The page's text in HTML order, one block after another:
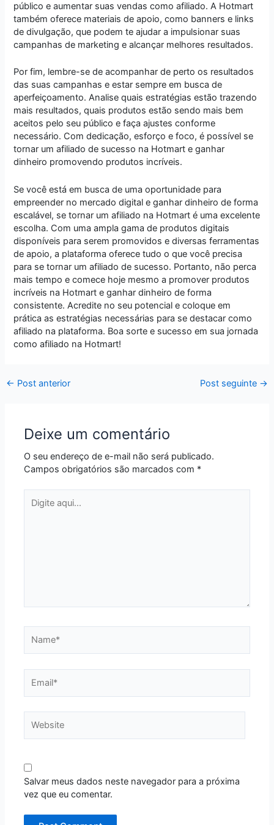
público e aumentar suas vendas como afiliado. A Hotmart
também oferece materiais de apoio, como banners e links
de divulgação, que podem te ajudar a impulsionar suas
campanhas de marketing e alcançar melhores resultados.
Por fim, lembre-se de acompanhar de perto os resultados
das suas campanhas e estar sempre em busca de
aperfeiçoamento. Analise quais estratégias estão trazendo
mais resultados, quais produtos estão sendo mais bem
aceitos pelo seu público e faça ajustes conforme
necessário. Com dedicação, esforço e foco, é possível se
tornar um afiliado de sucesso na Hotmart e ganhar
dinheiro promovendo produtos incríveis.
Se você está em busca de uma oportunidade para
empreender no mercado digital e ganhar dinheiro de forma
escalável, se tornar um afiliado na Hotmart é uma excelente
escolha. Com uma ampla gama de produtos digitais
disponíveis para serem promovidos e diversas ferramentas
de apoio, a plataforma oferece tudo o que você precisa
para se tornar um afiliado de sucesso. Portanto, não perca
mais tempo e comece hoje mesmo a promover produtos
incríveis na Hotmart e ganhar dinheiro de forma
consistente. Acredite no seu potencial e coloque em
prática as estratégias necessárias para se destacar como
afiliado na plataforma. Boa sorte e sucesso em sua jornada
como afiliado na Hotmart!
← Post anterior Post seguinte →
Deixe um comentário
O seu endereço de e-mail não será publicado.
Campos obrigatórios são marcados com *
aqui...
Salvar meus dados neste navegador para a próxima
vez que eu comentar.